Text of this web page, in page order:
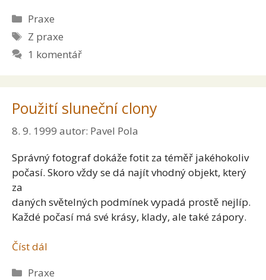
Rubriky
Praxe
Štítky
Z praxe
1 komentář
Použití sluneční clony
8. 9. 1999 autor: Pavel Pola
Správný fotograf dokáže fotit za téměř jakéhokoliv
počasí. Skoro vždy se dá najít vhodný objekt, který
za
daných světelných podmínek vypadá prostě nejlíp.
Každé počasí má své krásy, klady, ale také zápory.
Číst dál
Rubriky
Praxe